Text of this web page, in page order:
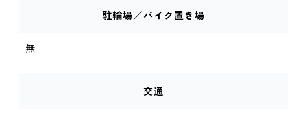
駐輪場／バイク置き場
無
交通